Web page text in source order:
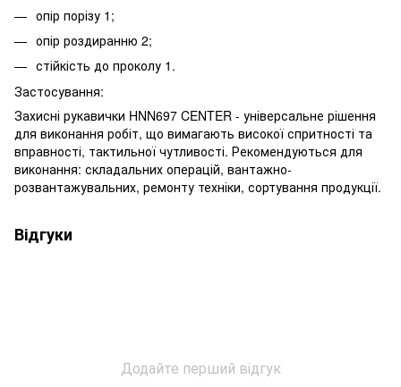
опір порізу 1;
опір роздиранню 2;
стійкість до проколу 1.
Застосування:
Захисні рукавички HNN697 CENTER - універсальне рішення
для виконання робіт, що вимагають високої спритності та
вправності, тактильної чутливості. Рекомендуються для
виконання: складальних операцій, вантажно-
розвантажувальних, ремонту техніки, сортування продукції.
Відгуки
Додайте перший відгук